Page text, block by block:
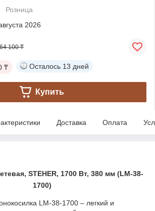
Розница
2026
64 100 ₸
₸ Осталось 13 дней
Купить
Доставка Оплата
STEHER, 1700 Вт, 380 мм (LM-38-
1700)
LM-38-1700 – легкий и